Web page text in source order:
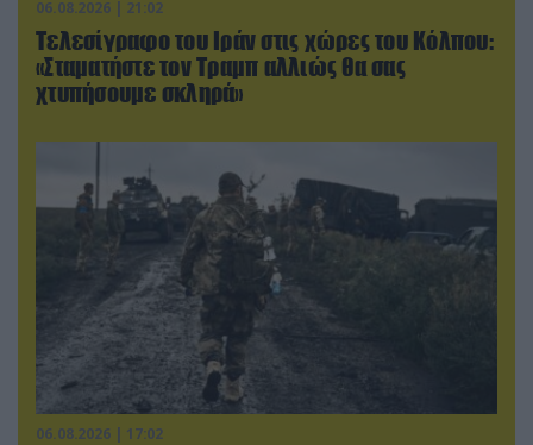
06.08.2026 | 21:02
Τελεσίγραφο του Ιράν στις χώρες του Κόλπου:
«Σταματήστε τον Τραμπ αλλιώς θα σας
χτυπήσουμε σκληρά»
06.08.2026 | 17:02